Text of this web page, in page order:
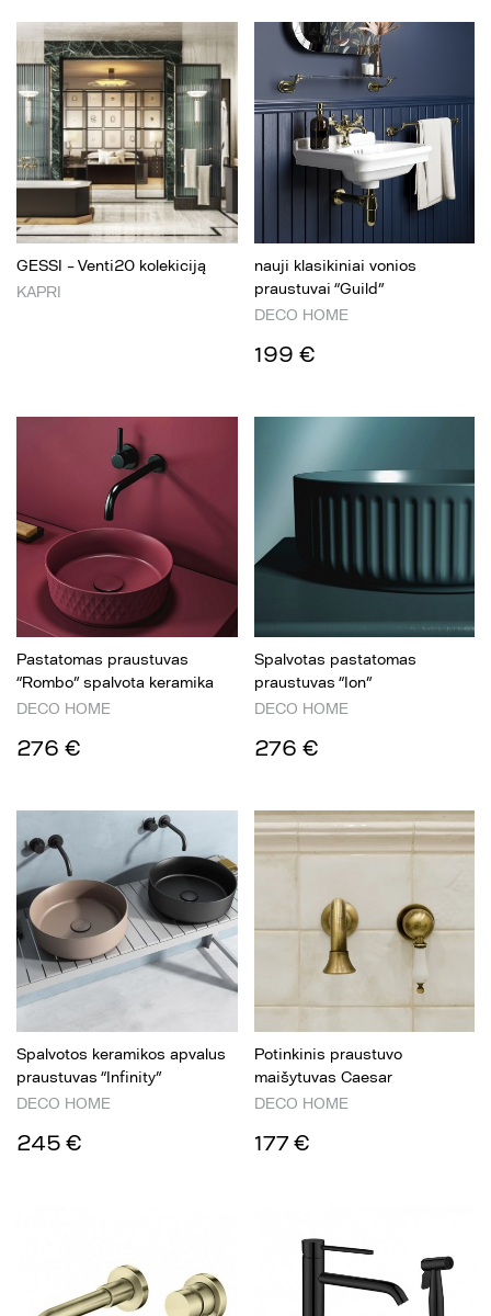
GESSI – Venti20 kolekiciją
KAPRI
nauji klasikiniai vonios
praustuvai “Guild”
DECO HOME
199 €
Pastatomas praustuvas
“Rombo” spalvota keramika
DECO HOME
276 €
Spalvotas pastatomas
praustuvas “Ion”
DECO HOME
276 €
Spalvotos keramikos apvalus
praustuvas “Infinity”
DECO HOME
245 €
Potinkinis praustuvo
maišytuvas Caesar
DECO HOME
177 €